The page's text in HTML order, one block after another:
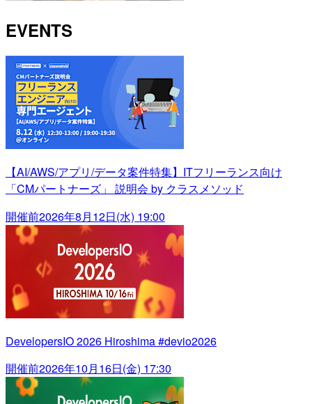
EVENTS
【AI/AWS/アプリ/データ案件特集】ITフリーランス向け
「CMパートナーズ」 説明会 by クラスメソッド
開催前2026年8月12日(水) 19:00
DevelopersIO 2026 Hiroshima #devio2026
開催前2026年10月16日(金) 17:30